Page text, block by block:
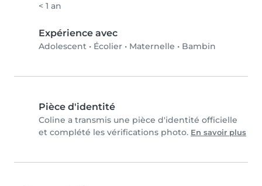
< 1 an
Expérience avec
Adolescent • Écolier • Maternelle • Bambin
Pièce d'identité
Coline a transmis une pièce d'identité officielle
et complété les vérifications photo. En savoir plus